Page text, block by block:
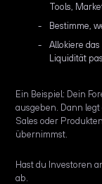
Tools,
Bestimme,
Allokiere
Liquidität
Ein Beispiel: Dein
ausgeben. Dann
Sales oder
übernimmst.
Hast du Investoren
ab.